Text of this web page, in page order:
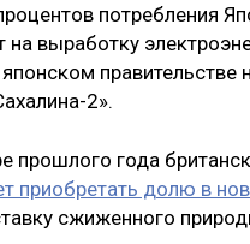
потребления
выработку
правительстве
2».
прошлого года
приобретать долю в
сжиженного